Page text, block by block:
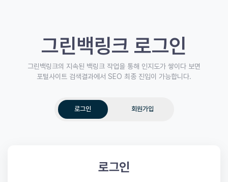
그린백링크 로그인
그린백링크의 지속된 백링크 작업을 통해 인지도가 쌓이다 보면
포털사이트 검색결과에서 SEO 최종 진입이 가능합니다.
로그인 회원가입
로그인